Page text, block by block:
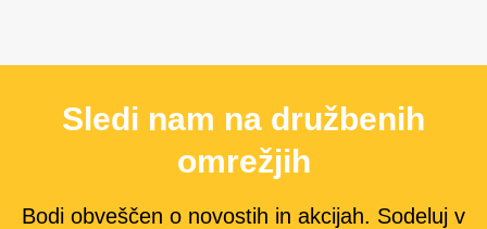
Sledi nam na družbenih
omrežjih
Bodi obveščen o novostih in akcijah. Sodeluj v